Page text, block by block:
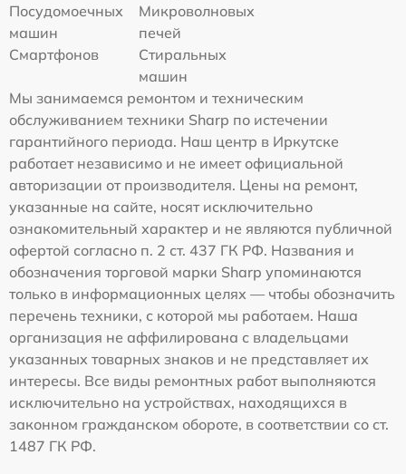
Посудомоечных
машин
Микроволновых
печей
Смартфонов
Стиральных
машин
Мы занимаемся ремонтом и техническим
обслуживанием техники Sharp по истечении
гарантийного периода. Наш центр в Иркутске
работает независимо и не имеет официальной
авторизации от производителя. Цены на ремонт,
указанные на сайте, носят исключительно
ознакомительный характер и не являются публичной
офертой согласно п. 2 ст. 437 ГК РФ. Названия и
обозначения торговой марки Sharp упоминаются
только в информационных целях — чтобы обозначить
перечень техники, с которой мы работаем. Наша
организация не аффилирована с владельцами
указанных товарных знаков и не представляет их
интересы. Все виды ремонтных работ выполняются
исключительно на устройствах, находящихся в
законном гражданском обороте, в соответствии со ст.
1487 ГК РФ.